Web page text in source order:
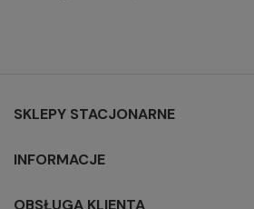
SKLEPY STACJONARNE
INFORMACJE
OBSŁUGA KLIENTA